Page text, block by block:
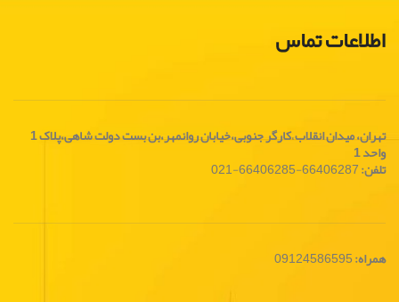
اطلاعات تماس
تهران، ميدان انقلاب، کارگر جنوبی،خیابان روانمهر،بن بست دولت شاهی،پلاک 1
واحد 1
تلفن:66406287-66406285-021
همراه: